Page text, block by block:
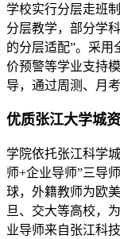
学校实行分层走班
分层教学，部分学
的分层适配”。采用
价预警等学业支持
导，通过周测、月
优质张江大学城
学院依托张江科学
师+企业导师”三导
球，外籍教师为欧
旦、交大等高校，
业导师来自张江科